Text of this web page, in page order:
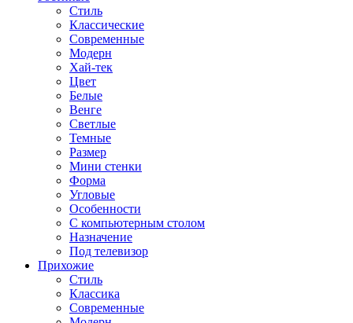
Стиль
Классические
Современные
Модерн
Хай-тек
Цвет
Белые
Венге
Светлые
Темные
Размер
Мини стенки
Форма
Угловые
Особенности
С компьютерным столом
Назначение
Под телевизор
Прихожие
Стиль
Классика
Современные